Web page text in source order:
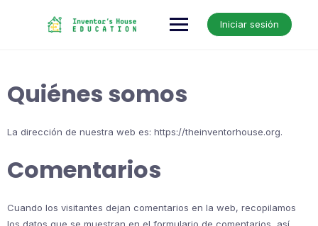
Iniciar sesión
Quiénes somos
La dirección de nuestra web es: https://theinventorhouse.org.
Comentarios
Cuando los visitantes dejan comentarios en la web, recopilamos